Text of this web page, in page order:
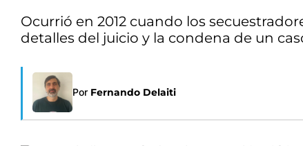
Ocurrió en 2012 cuando los
detalles del juicio y la condena de un
Por Fernando Delaiti